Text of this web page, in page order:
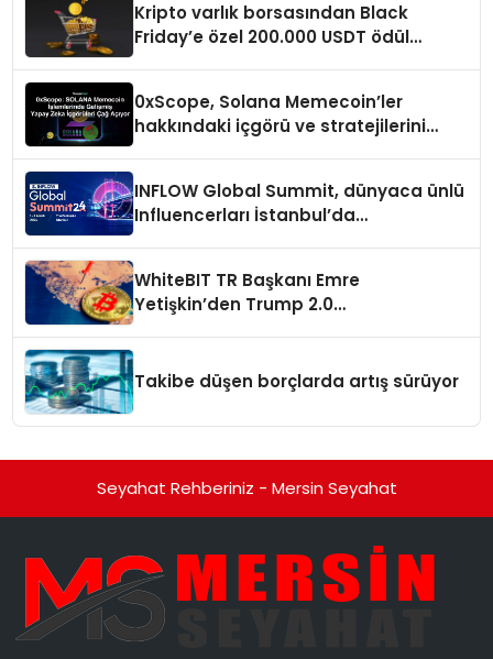
Kripto varlık borsasından Black
Friday’e özel 200.000 USDT ödül
0xScope, Solana Memecoin’ler
hakkındaki içgörü ve stratejilerini
INFLOW Global Summit, dünyaca ünlü
Influencerları İstanbul’da
WhiteBIT TR Başkanı Emre
Yetişkin’den Trump 2.0
Takibe düşen borçlarda artış sürüyor
Seyahat Rehberiniz - Mersin Seyahat